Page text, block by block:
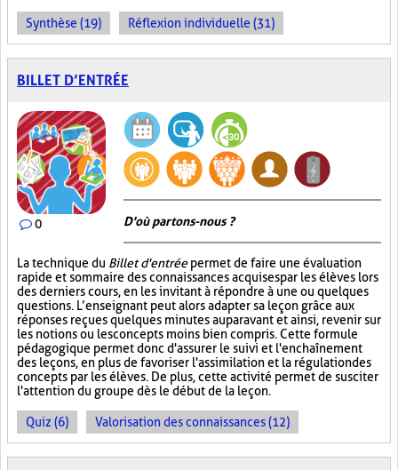
Synthèse (19) Réflexion individuelle (31)
BILLET D’ENTRÉE
0 D'où partons-nous ?
La technique du Billet d'entréepermet de faire une évaluation
rapide et sommaire des connaissances acquises par les élèves lors
des derniers cours, en les invitant à répondre à une ou quelques
questions. L’enseignant peut alors adapter sa leçon grâce aux
réponses reçues quelques minutes auparavant et ainsi, revenir sur
les notions ou les concepts moins bien compris. Cette formule
pédagogique permet donc d'assurer le suivi et l'enchaînement
des leçons, en plus de favoriser l'assimilation et la régulation des
concepts par les élèves. De plus, cette activité permet de susciter
l'attention du groupe dès le début de la leçon.
Quiz (6) Valorisation des connaissances (12)